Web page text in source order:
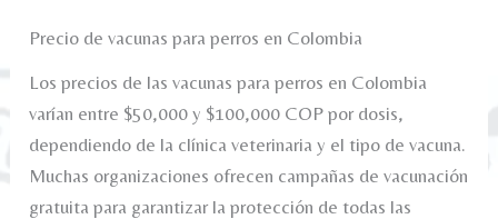
Precio de vacunas para perros en Colombia
Los precios de las vacunas para perros en Colombia
varían entre $50,000 y $100,000 COP por dosis,
dependiendo de la clínica veterinaria y el tipo de vacuna.
Muchas organizaciones ofrecen campañas de vacunación
gratuita para garantizar la protección de todas las